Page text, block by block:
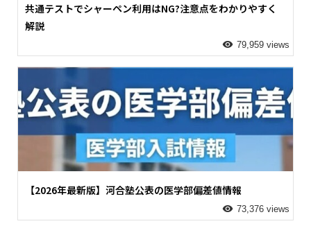
共通テストでシャーペン利用はNG?注意点をわかりやすく
解説
79,959 views
【2026年最新版】河合塾公表の医学部偏差値情報
73,376 views